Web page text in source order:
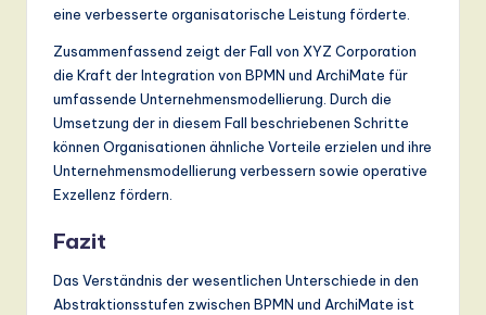
eine verbesserte organisatorische Leistung förderte.
Zusammenfassend zeigt der Fall von XYZ Corporation
die Kraft der Integration von BPMN und ArchiMate für
umfassende Unternehmensmodellierung. Durch die
Umsetzung der in diesem Fall beschriebenen Schritte
können Organisationen ähnliche Vorteile erzielen und ihre
Unternehmensmodellierung verbessern sowie operative
Exzellenz fördern.
Fazit
Das Verständnis der wesentlichen Unterschiede in den
Abstraktionsstufen zwischen BPMN und ArchiMate ist